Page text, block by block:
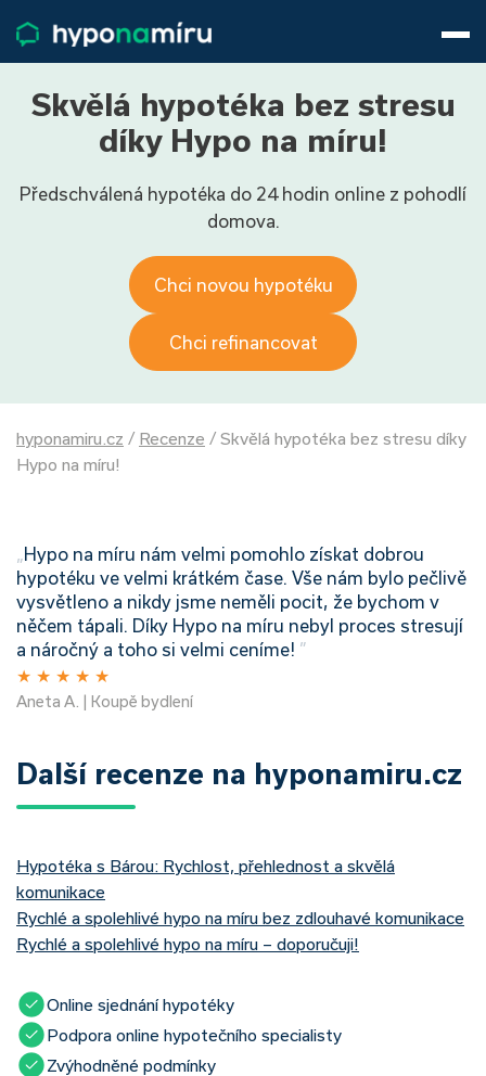
Životní pojištění
Pojištění nemovitosti
Články
O nás
800 688 388
9−16 hod.
Skvělá hypotéka bez stresu
díky Hypo na míru!
Předschválená hypotéka do 24 hodin online z pohodlí
domova.
Chci novou hypotéku
Chci refinancovat
hyponamiru.cz / Recenze / Skvělá hypotéka bez stresu díky
Hypo na míru!
„Hypo na míru nám velmi pomohlo získat dobrou
hypotéku ve velmi krátkém čase. Vše nám bylo pečlivě
vysvětleno a nikdy jsme neměli pocit, že bychom v
něčem tápali. Díky Hypo na míru nebyl proces stresují
a náročný a toho si velmi ceníme! ”
★ ★ ★ ★ ★
Aneta A. | Koupě bydlení
Další recenze na hyponamiru.cz
Hypotéka s Bárou: Rychlost, přehlednost a skvělá
komunikace
Rychlé a spolehlivé hypo na míru bez zdlouhavé komunikace
Rychlé a spolehlivé hypo na míru – doporučuji!
Online sjednání hypotéky
Podpora online hypotečního specialisty
Zvýhodněné podmínky